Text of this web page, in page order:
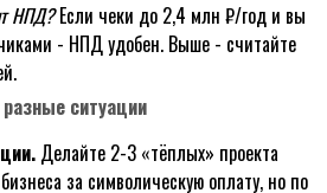
НПД?Если чеки до 2,4 млн ₽/год и вы
- НПД удобен. Выше - считайте
ситуации
Делайте 2-3 «тёплых» проекта
за символическую оплату, но по